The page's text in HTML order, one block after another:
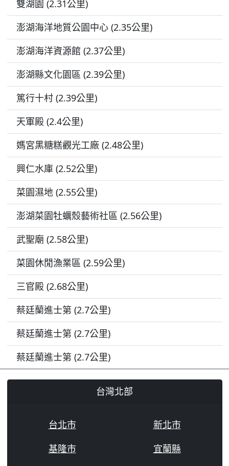
雙湖園 (2.31公里)
澎湖海洋地質公園中心 (2.35公里)
澎湖海洋資源館 (2.37公里)
澎湖縣文化園區 (2.39公里)
篤行十村 (2.39公里)
天軍殿 (2.4公里)
媽宮黑糖糕觀光工廠 (2.48公里)
興仁水庫 (2.52公里)
菜園濕地 (2.55公里)
澎湖菜園牡蠣殼藝術社區 (2.56公里)
武聖廟 (2.58公里)
菜園休閒漁業區 (2.59公里)
三官殿 (2.68公里)
蔡廷蘭進士第 (2.7公里)
蔡廷蘭進士第 (2.7公里)
蔡廷蘭進士第 (2.7公里)
台灣北部
台北市
新北市
基隆市
宜蘭縣